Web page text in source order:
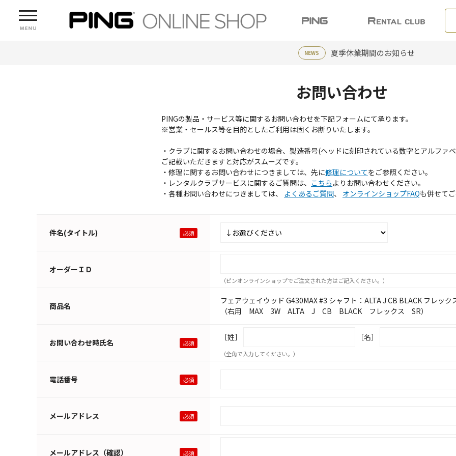
NEWS 夏季休業期間のお知らせ
お問い合わせ
PINGの製品・サービス等に関するお問い合わせを下記フォームにて承ります。
※営業・セールス等を目的としたご利用は固くお断りいたします。
・クラブに関するお問い合わせの場合、製造番号(ヘッドに刻印されている数字とアルファ
ご記載いただきますと対応がスムーズです。
・修理に関するお問い合わせにつきましては、先に修理についてをご参照ください。
・レンタルクラブサービスに関するご質問は、 こちら よりお問い合わせください。
・各種お問い合わせにつきましては、 よくあるご質問、 オンラインショップFAQも併せて
件名(タイトル)
オーダーＩＤ
（ピンオンラインショップでご注文された方はご記入ください。）
商品名
フェアウェイウッド G430MAX #3 シャフト：ALTA J CB BLACK フレック
（右用 MAX 3W ALTA J CB BLACK フレックス SR）
お問い合わせ時氏名
［姓］ ［名］
（全角で入力してください。）
電話番号
メールアドレス
メールアドレス（確認）